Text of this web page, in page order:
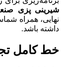
شیرینی پزی
نهایی، همراه
داشته باشد.
خط کامل